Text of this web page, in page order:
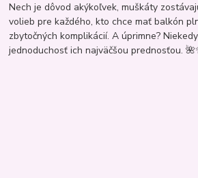
Nech je dôvod akýkoľvek, muškáty
volieb pre každého, kto chce mať balkón
zbytočných komplikácií. A úprimne?
jednoduchosť ich najväčšou prednosťou.